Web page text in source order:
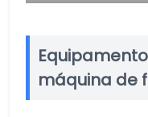
máquina de